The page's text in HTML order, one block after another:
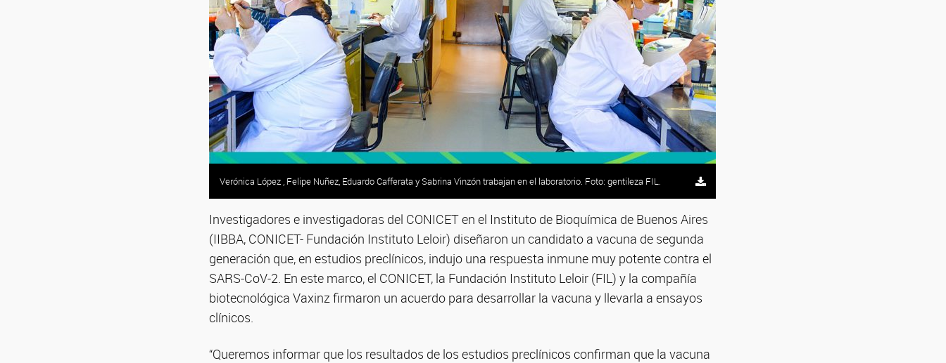
Verónica López , Felipe Nuñez, Eduardo Cafferata y Sabrina Vinzón trabajan en el laboratorio. Foto: gentileza FIL.
Investigadores e investigadoras del CONICET en el Instituto de Bioquímica de Buenos Aires
(IIBBA, CONICET- Fundación Instituto Leloir) diseñaron un candidato a vacuna de segunda
generación que, en estudios preclínicos, indujo una respuesta inmune muy potente contra el
SARS-CoV-2. En este marco, el CONICET, la Fundación Instituto Leloir (FIL) y la compañía
biotecnológica Vaxinz firmaron un acuerdo para desarrollar la vacuna y llevarla a ensayos
clínicos.
“Queremos informar que los resultados de los estudios preclínicos confirman que la vacuna